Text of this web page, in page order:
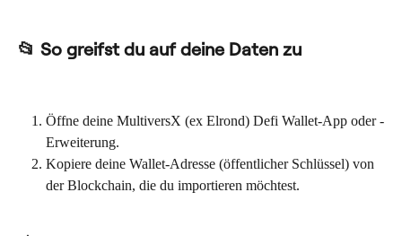
📂 So greifst du auf deine Daten zu
Öffne deine MultiversX (ex Elrond) Defi Wallet-App oder -
Erweiterung.
Kopiere deine Wallet-Adresse (öffentlicher Schlüssel) von
der Blockchain, die du importieren möchtest.